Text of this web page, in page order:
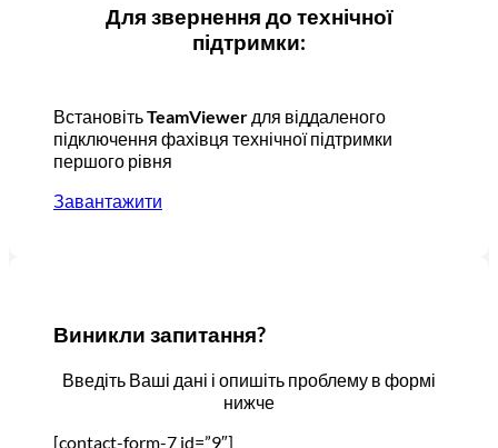
Для звернення до технічної
підтримки:
ВстановітьTeamViewer для віддаленого
підключення фахівця технічної підтримки
першого рівня
Завантажити
Виникли запитання?
Введіть Ваші дані і опишіть проблему в формі
нижче
[contact-form-7 id=”9″]